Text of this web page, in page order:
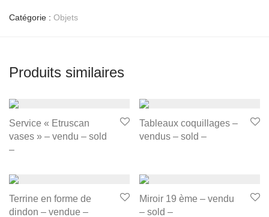
Catégorie : Objets
Produits similaires
Service « Etruscan
vases » – vendu – sold
–
Tableaux coquillages –
vendus – sold –
Terrine en forme de
dindon – vendue –
Miroir 19 ème – vendu
– sold –